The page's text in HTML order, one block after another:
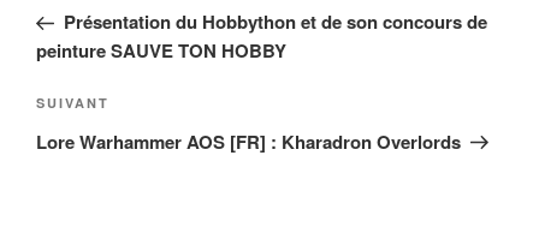
l’article
précédent
Présentation du Hobbython et de son concours de
peinture SAUVE TON HOBBY
Article
suivant
SUIVANT
Lore Warhammer AOS [FR] : Kharadron Overlords